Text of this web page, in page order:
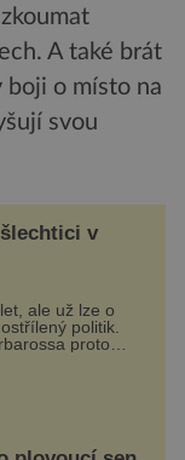
A také brát
boji o místo na
svou
v
ale už lze o
politik.
proto
dědice
aby se stal
sporu m...